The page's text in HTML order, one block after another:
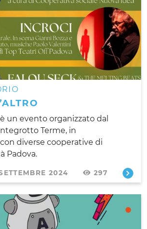
è un evento organizzato dal
Terme, in
diverse cooperative di
Padova.
2024 297